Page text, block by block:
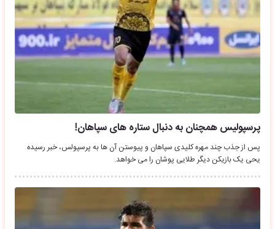
پرسپولیس همچنان به دنبال ستاره های سپاهان!
پس از جذب چند مهره کلیدی سپاهان و پیوستن آن ها به پرسپولس، خبر رسیده
یحی یک بازیکن دیگر طلایی پوشان را می خواهد.